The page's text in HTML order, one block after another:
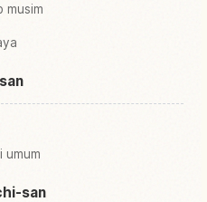
musim
umum
san